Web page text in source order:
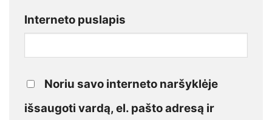
Interneto puslapis
Noriu savo interneto naršyklėje
išsaugoti vardą, el. pašto adresą ir